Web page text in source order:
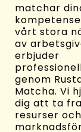
matchar
vårt stora
av
erbjuder
genom
Matcha. Vi
dig att ta
resurser